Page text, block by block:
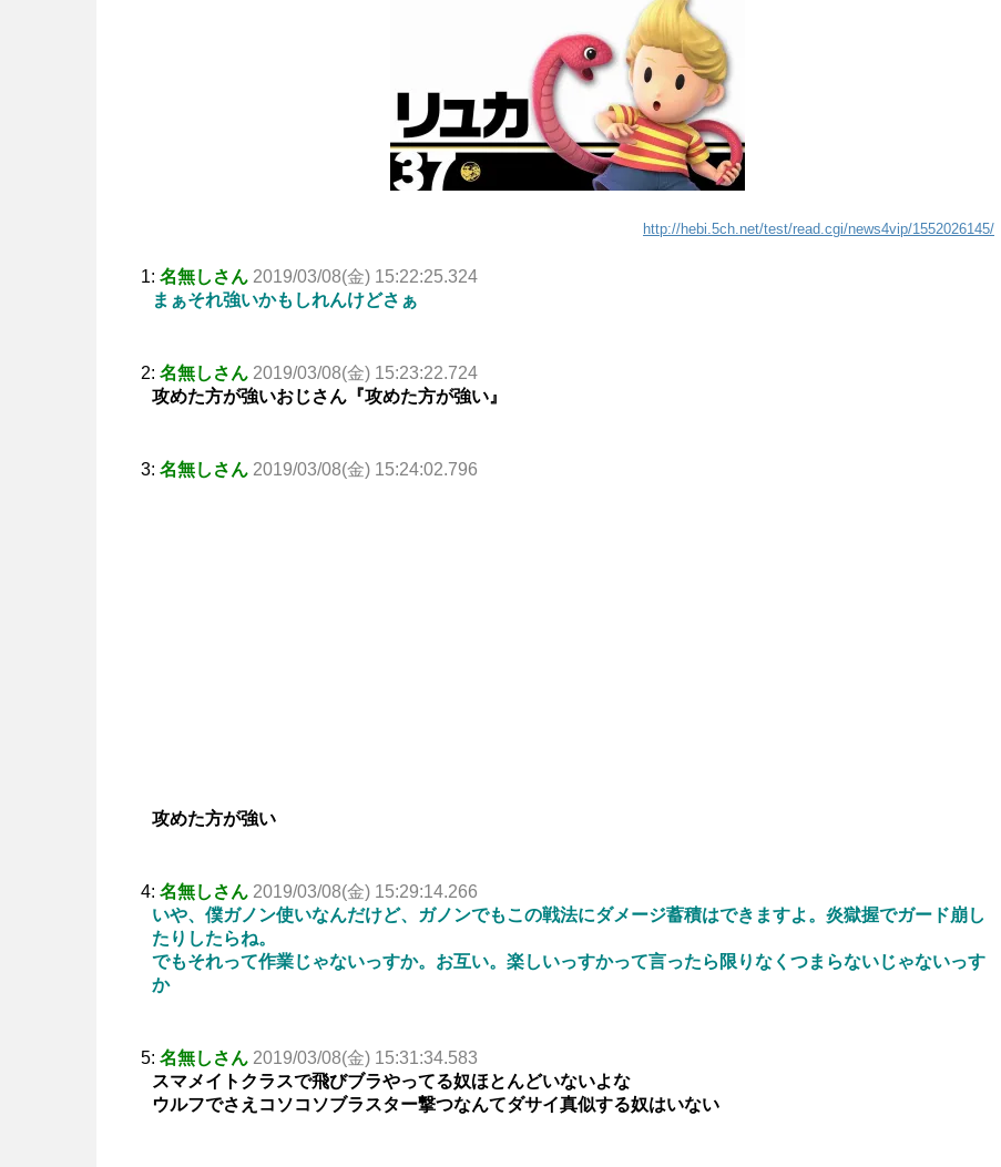
http://hebi.5ch.net/test/read.cgi/news4vip/1552026145/
1: 名無しさん 2019/03/08(金) 15:22:25.324
まぁそれ強いかもしれんけどさぁ
2: 名無しさん 2019/03/08(金) 15:23:22.724
攻めた方が強いおじさん『攻めた方が強い』
3: 名無しさん 2019/03/08(金) 15:24:02.796
攻めた方が強い
4: 名無しさん 2019/03/08(金) 15:29:14.266
いや、僕ガノン使いなんだけど、ガノンでもこの戦法にダメージ蓄積はできますよ。炎獄握でガード崩し
たりしたらね。
でもそれって作業じゃないっすか。お互い。楽しいっすかって言ったら限りなくつまらないじゃないっす
か
5: 名無しさん 2019/03/08(金) 15:31:34.583
スマメイトクラスで飛びブラやってる奴ほとんどいないよな
ウルフでさえコソコソブラスター撃つなんてダサイ真似する奴はいない